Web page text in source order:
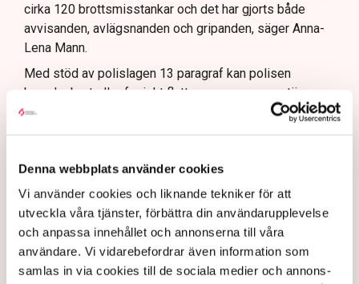
Denna webbplats använder cookies
Vi använder cookies och liknande tekniker för att
utveckla våra tjänster, förbättra din användarupplevelse
och anpassa innehållet och annonserna till våra
användare. Vi vidarebefordrar även information som
samlas in via cookies till de sociala medier och annons-
cirka 120 brottsmisstankar och det har gjorts både
avvisanden, avlägsnanden och gripanden, säger Anna-
Lena Mann.
Med stöd av polislagen 13 paragraf kan polisen
beordra bort eller fysiskt flytta personer som stör
allmän ordning, och i vissa fall transportera aktivister
åtta avlägsnanden, enligt polislagen 13 paragraf. Om
personerna vägrar att följa order och det olaga intrånget
fortsätter, kan de gripas misstänkta för brott, säger hon.
Samtidigt menar Anna-Lena Mann att polisens uppgift
är att vara opartisk, att följa lagstiftningen och att
navigera i den juridiska och moraliska komplexiteten i